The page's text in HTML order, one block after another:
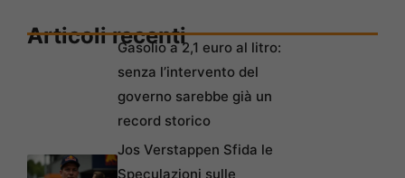
Articoli recentiGasolio a 2,1 euro al litro:
senza l’intervento del
governo sarebbe già un
record storico
Jos Verstappen Sfida le
Speculazioni sulle